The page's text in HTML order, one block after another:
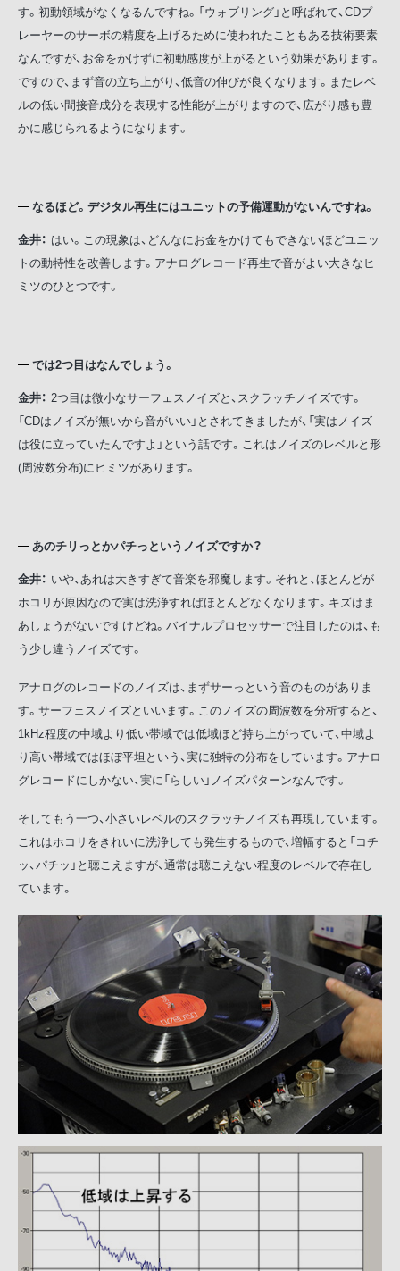
す。初動領域がなくなるんですね。「ウォブリング」と呼ばれて、CDプ
レーヤーのサーボの精度を上げるために使われたこともある技術要素
なんですが、お金をかけずに初動感度が上がるという効果があります。
ですので、まず音の立ち上がり、低音の伸びが良くなります。またレベ
ルの低い間接音成分を表現する性能が上がりますので、広がり感も豊
かに感じられるようになります。
なるほど。デジタル再生にはユニットの予備運動がないんですね。
金井： はい。この現象は、どんなにお金をかけてもできないほどユニッ
トの動特性を改善します。アナログレコード再生で音がよい大きなヒ
ミツのひとつです。
では2つ目はなんでしょう。
金井： 2つ目は微小なサーフェスノイズと、スクラッチノイズです。
「CDはノイズが無いから音がいい」とされてきましたが、「実はノイズ
は役に立っていたんですよ」という話です。これはノイズのレベルと形
(周波数分布)にヒミツがあります。
あのチリっとかパチっというノイズですか？
金井： いや、あれは大きすぎて音楽を邪魔します。それと、ほとんどが
ホコリが原因なので実は洗浄すればほとんどなくなります。キズはま
あしょうがないですけどね。バイナルプロセッサーで注目したのは、も
う少し違うノイズです。
アナログのレコードのノイズは、まずサーっという音のものがありま
す。サーフェスノイズといいます。このノイズの周波数を分析すると、
1kHz程度の中域より低い帯域では低域ほど持ち上がっていて、中域よ
り高い帯域ではほぼ平坦という、実に独特の分布をしています。アナロ
グレコードにしかない、実に「らしい」ノイズパターンなんです。
そしてもう一つ、小さいレベルのスクラッチノイズも再現しています。
これはホコリをきれいに洗浄しても発生するもので、増幅すると「コチ
ッ、パチッ」と聴こえますが、通常は聴こえない程度のレベルで存在し
ています。